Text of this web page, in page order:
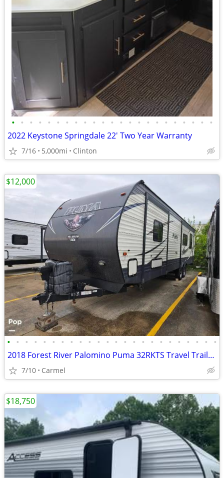
• • • • • • • • • • • • • • • • • • • • • • •
2022 Keystone Springdale 22' Two Year Warranty
7/16 5,000mi Clinton
• • • • • • • • • • • • • • • • • • • • • • • •
2018 Forest River Palomino Puma 32RKTS Travel Trailer accepting offers
7/10 Carmel
$12,000
$18,750